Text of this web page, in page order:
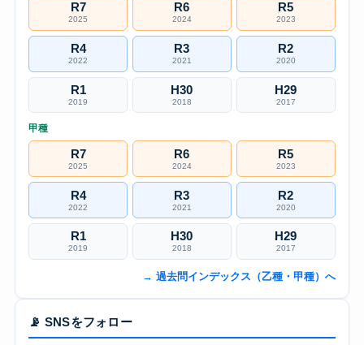
R7
2025
R6
2024
R5
2023
R4
2022
R3
2021
R2
2020
R1
2019
H30
2018
H29
2017
甲種
R7
2025
R6
2024
R5
2023
R4
2022
R3
2021
R2
2020
R1
2019
H30
2018
H29
2017
→ 過去問インデックス（乙種・甲種）へ
📡 SNSをフォロー